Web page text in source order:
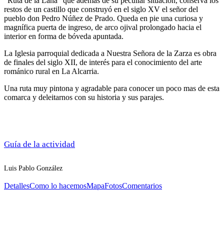
restos de un castillo que construyó en el siglo XV el señor del
pueblo don Pedro Núñez de Prado. Queda en pie una curiosa y
magnífica puerta de ingreso, de arco ojival prolongado hacia el
interior en forma de bóveda apuntada.
La Iglesia parroquial dedicada a Nuestra Señora de la Zarza es obra
de finales del siglo XII, de interés para el conocimiento del arte
románico rural en La Alcarria.
Una ruta muy pintona y agradable para conocer un poco mas de esta
comarca y deleitarnos con su historia y sus parajes.
Guía de la actividad
Luis Pablo González
DetallesComo lo hacemosMapaFotosComentarios